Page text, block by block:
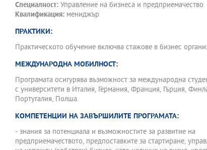
Специалност: Управление на бизнеса и предприемачество
Квалификация: мениджър
ПРАКТИКИ:
Практическото обучение включва стажове в бизнес
МЕЖДУНАРОДНА МОБИЛНОСТ:
Програмата осигурява възможност за международна
с университети в Италия, Германия, Франция, Гърция,
Португалия, Полша.
КОМПЕТЕНЦИИ НА ЗАВЪРШИЛИТЕ ПРОГРАМАТА:
- знания за потенциала и възможностите за развитие на
предприемачеството, предпоставките за стартиране,